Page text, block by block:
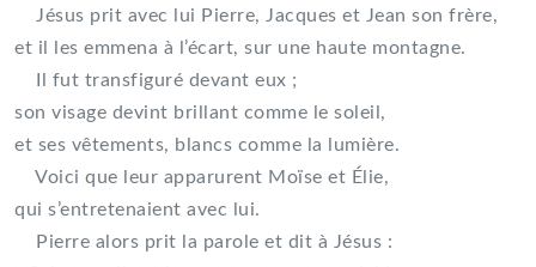
Jésus prit avec lui Pierre, Jacques et Jean son frère,
et il les emmena à l’écart, sur une haute montagne.
Il fut transfiguré devant eux ;
son visage devint brillant comme le soleil,
et ses vêtements, blancs comme la lumière.
Voici que leur apparurent Moïse et Élie,
qui s’entretenaient avec lui.
Pierre alors prit la parole et dit à Jésus :